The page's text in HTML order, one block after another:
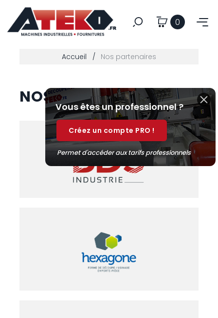
0
Accueil Nos partenaires
NOS PARTENAIRES
Vous êtes un professionnel ?
Permet d'accéder aux tarifs professionnels
Créez un compte PRO !